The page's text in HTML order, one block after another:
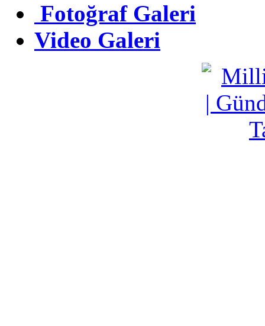
Fotoğraf Galeri
Video Galeri
Fotoğraf Galeri
Video Galeri